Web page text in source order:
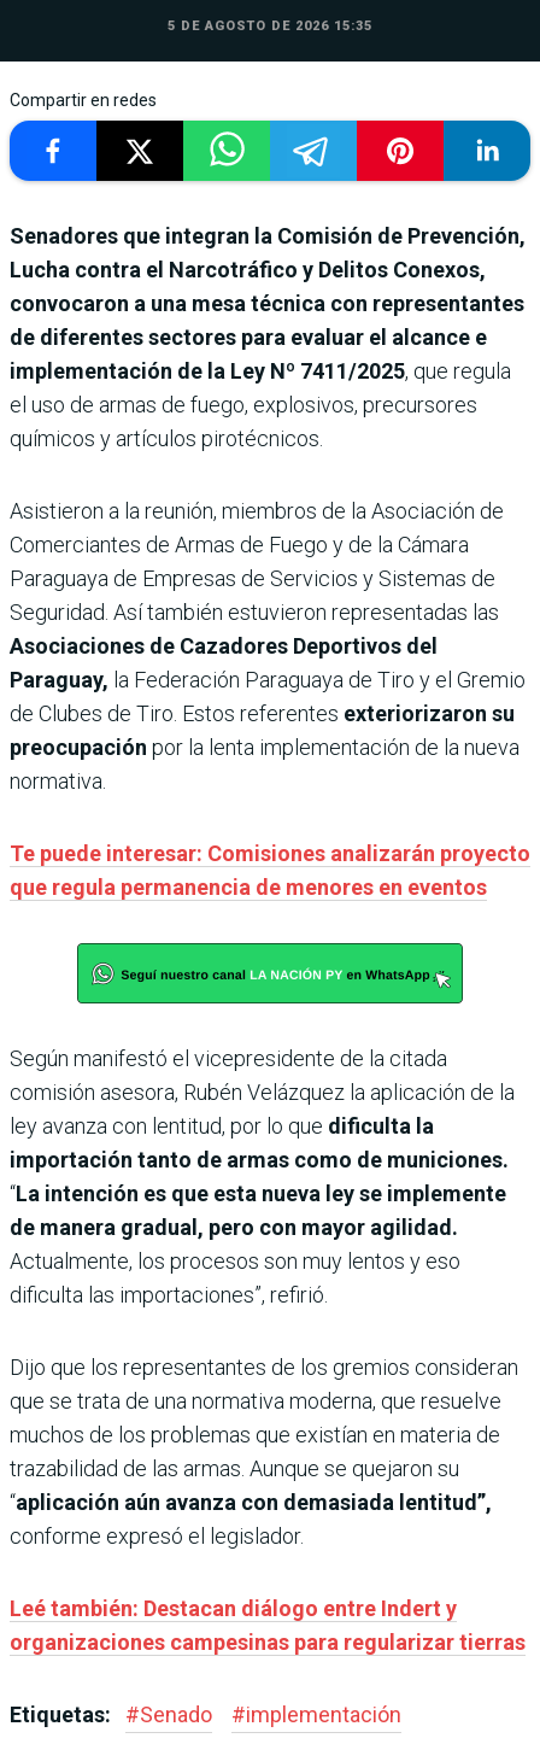
5 DE AGOSTO DE 2026 15:35
Compartir en redes
Senadores que integran la Comisión de Prevención,
Lucha contra el Narcotráfico y Delitos Conexos,
convocaron a una mesa técnica con representantes
de diferentes sectores para evaluar el alcance e
implementación de la Ley Nº 7411/2025, que regula
el uso de armas de fuego, explosivos, precursores
químicos y artículos pirotécnicos.
Asistieron a la reunión, miembros de la Asociación de
Comerciantes de Armas de Fuego y de la Cámara
Paraguaya de Empresas de Servicios y Sistemas de
Seguridad. Así también estuvieron representadas las
Asociaciones de Cazadores Deportivos del
Paraguay, la Federación Paraguaya de Tiro y el Gremio
de Clubes de Tiro. Estos referentes exteriorizaron su
preocupación por la lenta implementación de la nueva
normativa.
Te puede interesar: Comisiones analizarán proyecto
que regula permanencia de menores en eventos
Según manifestó el vicepresidente de la citada
comisión asesora, Rubén Velázquez la aplicación de la
ley avanza con lentitud, por lo que dificulta la
importación tanto de armas como de municiones.
“La intención es que esta nueva ley se implemente
de manera gradual, pero con mayor agilidad.
Actualmente, los procesos son muy lentos y eso
dificulta las importaciones”, refirió.
Dijo que los representantes de los gremios consideran
que se trata de una normativa moderna, que resuelve
muchos de los problemas que existían en materia de
trazabilidad de las armas. Aunque se quejaron su
“aplicación aún avanza con demasiada lentitud”,
conforme expresó el legislador.
Leé también: Destacan diálogo entre Indert y
organizaciones campesinas para regularizar tierras
Etiquetas: #Senado #implementación